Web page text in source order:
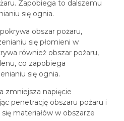
Zapobiega to dalszemu
się ognia.
obszar pożaru,
się płomieni w
również obszar pożaru,
co zapobiega
się ognia.
zmniejsza napięcie
penetrację obszaru pożaru i
materiałów w obszarze